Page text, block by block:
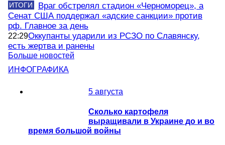
ИТОГИ
Враг обстрелял стадион «Черноморец», а
Сенат США поддержал «адские санкции» против
рф. Главное за день
22:29Оккупанты ударили из РСЗО по Славянску,
есть жертва и ранены
Больше новостей
ИНФОГРАФИКА
5 августа
Сколько картофеля
выращивали в Украине до и во
время большой войны